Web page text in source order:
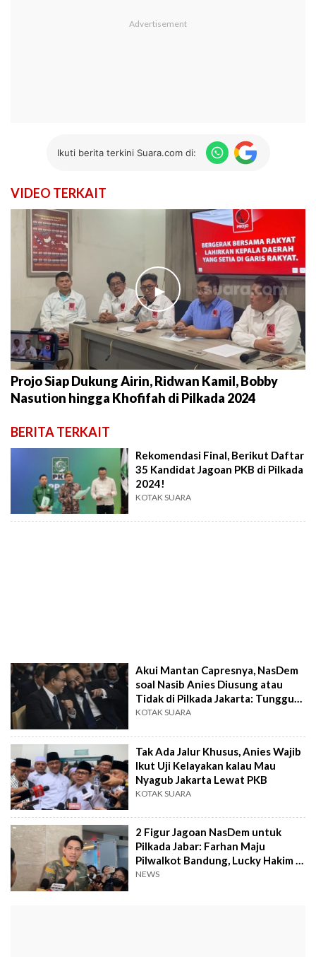
Ikuti berita terkini Suara.com di:
VIDEO TERKAIT
►
Projo Siap Dukung Airin, Ridwan Kamil, Bobby
Nasution hingga Khofifah di Pilkada 2024
BERITA TERKAIT
Rekomendasi Final, Berikut Daftar
35 Kandidat Jagoan PKB di Pilkada
2024!
KOTAK SUARA
Akui Mantan Capresnya, NasDem
soal Nasib Anies Diusung atau
Tidak di Pilkada Jakarta: Tunggu
Aja
KOTAK SUARA
Tak Ada Jalur Khusus, Anies Wajib
Ikut Uji Kelayakan kalau Mau
Nyagub Jakarta Lewat PKB
KOTAK SUARA
2 Figur Jagoan NasDem untuk
Pilkada Jabar: Farhan Maju
Pilwalkot Bandung, Lucky Hakim di
Pilbup Indramayu
NEWS